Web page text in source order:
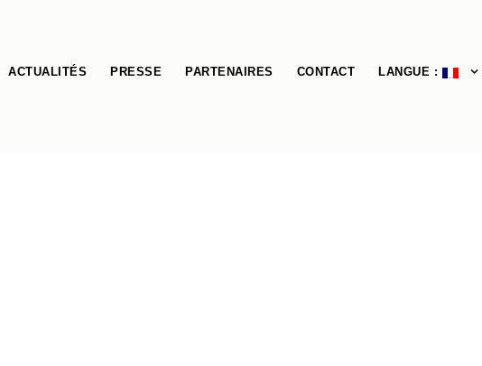
ACTUALITÉS PRESSE PARTENAIRES CONTACT LANGUE :